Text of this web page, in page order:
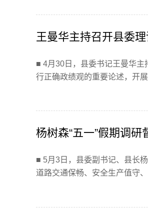
王曼华主持召开县委
■ 4月30日，县委书记王曼华
行正确政绩观的重要论述，开
杨树森“五一”假期调
■ 5月3日，县委副书记、县长
道路交通保畅、安全生产值守